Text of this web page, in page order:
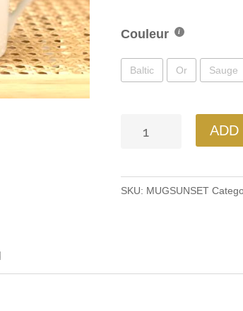
Couleur
Baltic Or Sauge
ADD
SKU: MUGSUNSET